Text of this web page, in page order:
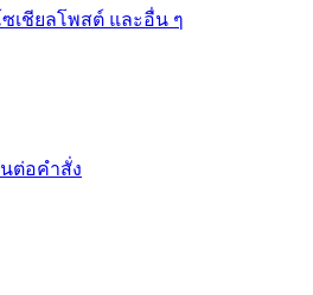
ซเชียลโพสต์ และอื่น ๆ
นต่อคำสั่ง